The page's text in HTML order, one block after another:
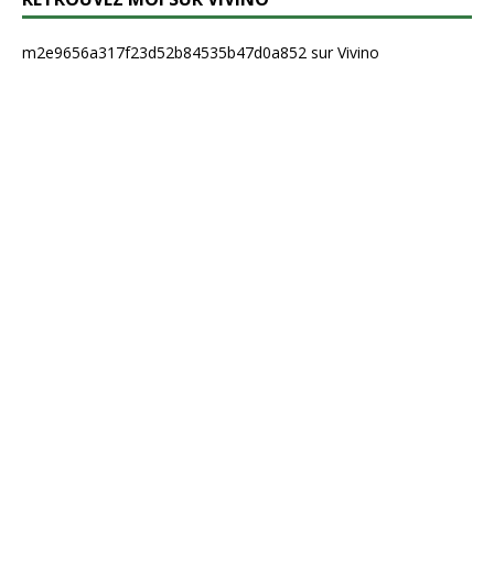
m2e9656a317f23d52b84535b47d0a852 sur Vivino